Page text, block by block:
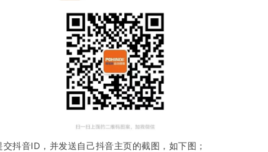
抖音ID，并发送自己抖音主页的截图，如下图；